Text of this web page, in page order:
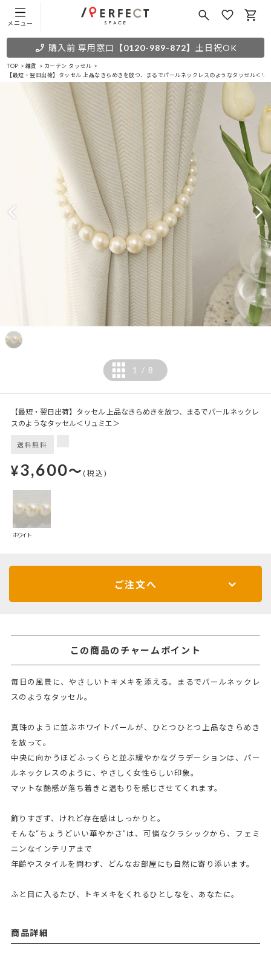
メニュー
購入前 専用窓口 【0120-989-872】 土日祝OK
TOP 雑貨
カーテン タッセル
【最短・翌日出荷】タッセル 上品なきらめきを放つ、まるでパールネックレスのようなタッセル＜リ
1 / 8
【最短・翌日出荷】タッセル 上品なきらめきを放つ、まるでパールネックレ
スのようなタッセル＜リュミエ＞
送料無料
¥3,600～(税込)
ホワイト
ご注文へ
この商品のチャームポイント
毎日の風景に、やさしいトキメキを添える。まるでパールネックレ
スのようなタッセル。
真珠のように並ぶホワイトパールが、ひとつひとつ上品なきらめき
を放って。
中央に向かうほどふっくらと並ぶ緩やかなグラデーションは、パー
ルネックレスのように、やさしく女性らしい印象。
マットな艶感が落ち着きと温もりを感じさせてくれます。
飾りすぎず、けれど存在感はしっかりと。
そんな“ちょうどいい華やかさ”は、可憐なクラシックから、フェミ
ニンなインテリアまで
年齢やスタイルを問わず、どんなお部屋にも自然に寄り添います。
ふと目に入るたび、トキメキをくれるひとしなを、あなたに。
商品詳細